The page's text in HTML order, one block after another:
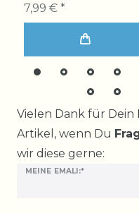
7,99 € *
Vielen Dank für Dein
Artikel, wenn Du
wir diese gerne:
MEINE EMALI:*